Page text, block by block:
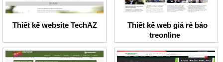
Thiết kế website TechAZ
Thiết kế web giá rẻ báo
treonline